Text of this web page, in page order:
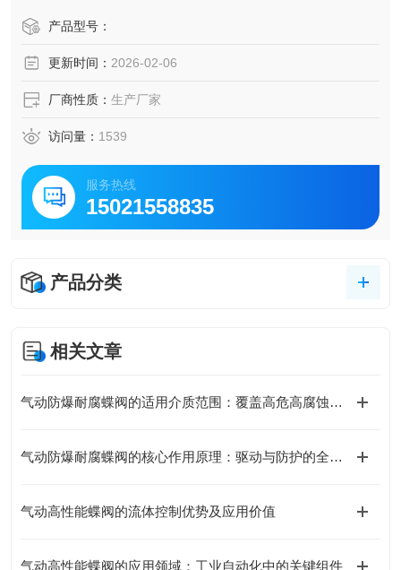
品、制药、化妆品、洁净蒸汽、酒类、饮料、生化工业过程
产品型号：
更新时间： 2026-02-06
厂商性质： 生产厂家
访问量： 1539
服务热线
15021558835
产品分类
相关文章
气动防爆耐腐蝶阀的适用介质范围：覆盖高危高腐蚀场景的核心需求
气动防爆耐腐蝶阀的核心作用原理：驱动与防护的全链路协同设计
气动高性能蝶阀的流体控制优势及应用价值
气动高性能蝶阀的应用领域：工业自动化中的关键组件